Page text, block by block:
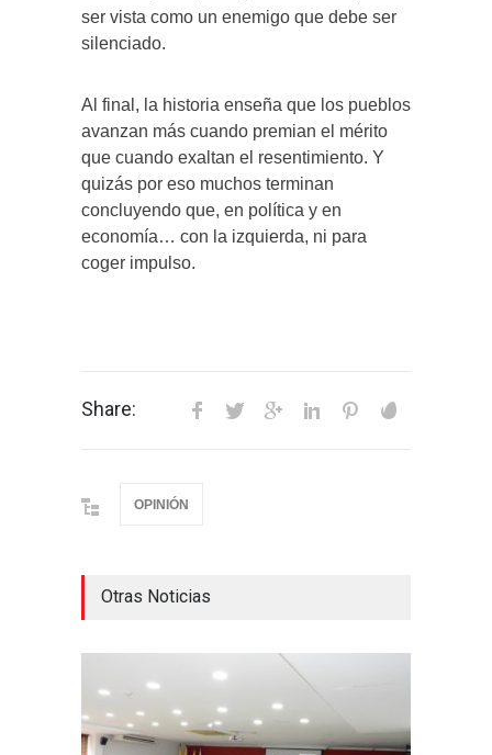
ser vista como un enemigo que debe ser
silenciado.
Al final, la historia enseña que los pueblos
avanzan más cuando premian el mérito
que cuando exaltan el resentimiento. Y
quizás por eso muchos terminan
concluyendo que, en política y en
economía… con la izquierda, ni para
coger impulso.
Share:
OPINIÓN
Otras Noticias